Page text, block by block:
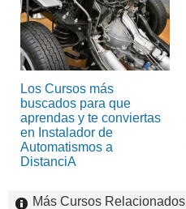
Los Cursos más
buscados para que
aprendas y te conviertas
en Instalador de
Automatismos a
DistanciA
Más Cursos Relacionados